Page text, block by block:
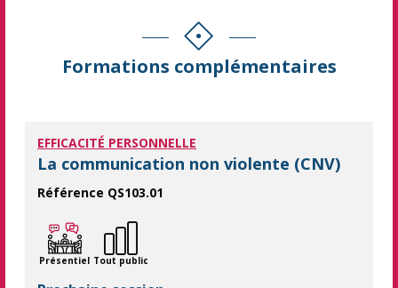
Formations complémentaires
EFFICACITÉ PERSONNELLE
La communication non violente (CNV)
Référence QS103.01
Développez une communication bienveillante pour
Présentiel Tout public